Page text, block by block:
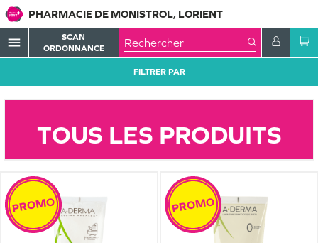
PHARMACIE DE MONISTROL, LORIENT
menu
SCAN
ORDONNANCE
FILTRER PAR
TOUS LES PRODUITS
PROMO PROMO